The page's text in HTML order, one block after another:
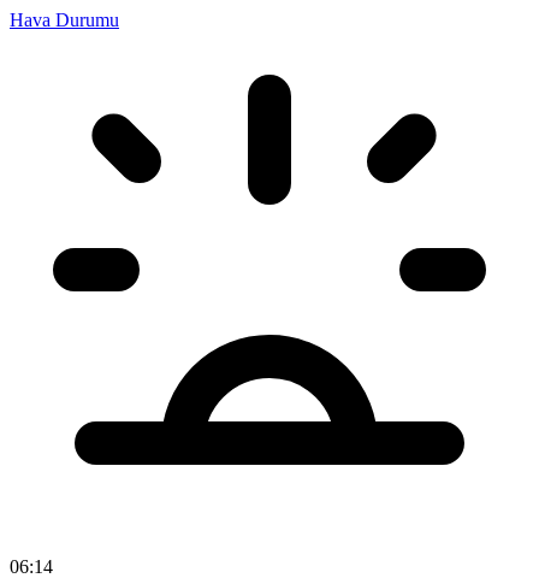
Hava Durumu
06:14